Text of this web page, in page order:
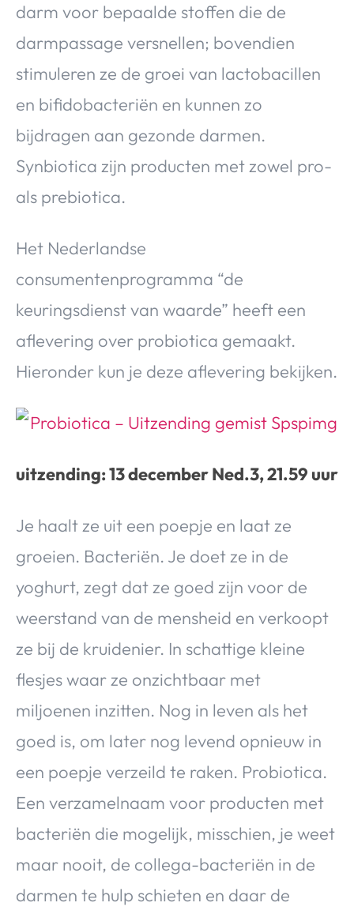
darm voor bepaalde stoffen die de
darmpassage versnellen; bovendien
stimuleren ze de groei van lactobacillen
en bifidobacteriën en kunnen zo
bijdragen aan gezonde darmen.
Synbiotica zijn producten met zowel pro-
als prebiotica.
Het Nederlandse
consumentenprogramma “de
keuringsdienst van waarde” heeft een
aflevering over probiotica gemaakt.
Hieronder kun je deze aflevering bekijken.
uitzending: 13 december Ned.3, 21.59 uur
Je haalt ze uit een poepje en laat ze
groeien. Bacteriën. Je doet ze in de
yoghurt, zegt dat ze goed zijn voor de
weerstand van de mensheid en verkoopt
ze bij de kruidenier. In schattige kleine
flesjes waar ze onzichtbaar met
miljoenen inzitten. Nog in leven als het
goed is, om later nog levend opnieuw in
een poepje verzeild te raken. Probiotica.
Een verzamelnaam voor producten met
bacteriën die mogelijk, misschien, je weet
maar nooit, de collega-bacteriën in de
darmen te hulp schieten en daar de